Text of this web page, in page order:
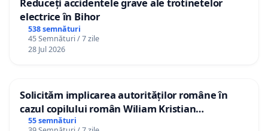
electrice în Bihor
538 semnături
45 Semnături / 7 zile
28 Jul 2026
Solicităm implicarea autorităților române în
cazul copilului român Wiliam Kristian
Gheorghe, aflat în plasament în Danemarca de
55 semnături